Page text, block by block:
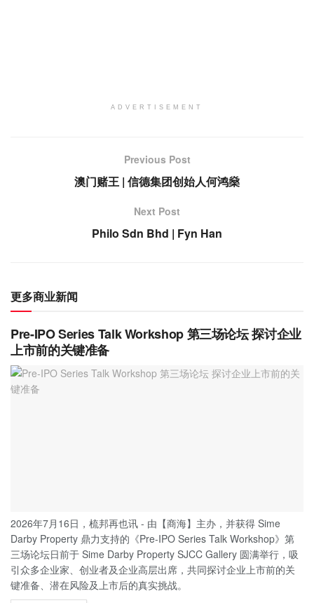
ADVERTISEMENT
Previous Post
澳门赌王 | 信德集团创始人何鸿燊
Next Post
Philo Sdn Bhd | Fyn Han
更多商业新闻
Pre-IPO Series Talk Workshop 第三场论坛 探讨企业
上市前的关键准备
2026年7月16日，梳邦再也讯 - 由【商海】主办，并获得 Sime
Darby Property 鼎力支持的《Pre-IPO Series Talk Workshop》第
三场论坛日前于 Sime Darby Property SJCC Gallery 圆满举行，吸
引众多企业家、创业者及企业高层出席，共同探讨企业上市前的关
键准备、潜在风险及上市后的真实挑战。